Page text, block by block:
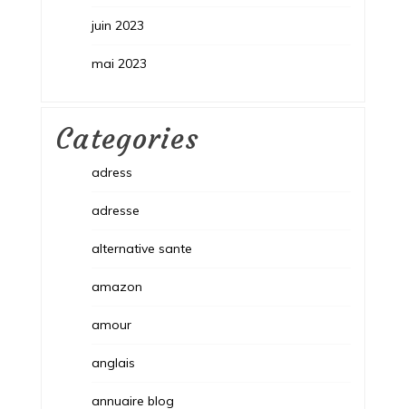
juin 2023
mai 2023
Categories
adress
adresse
alternative sante
amazon
amour
anglais
annuaire blog